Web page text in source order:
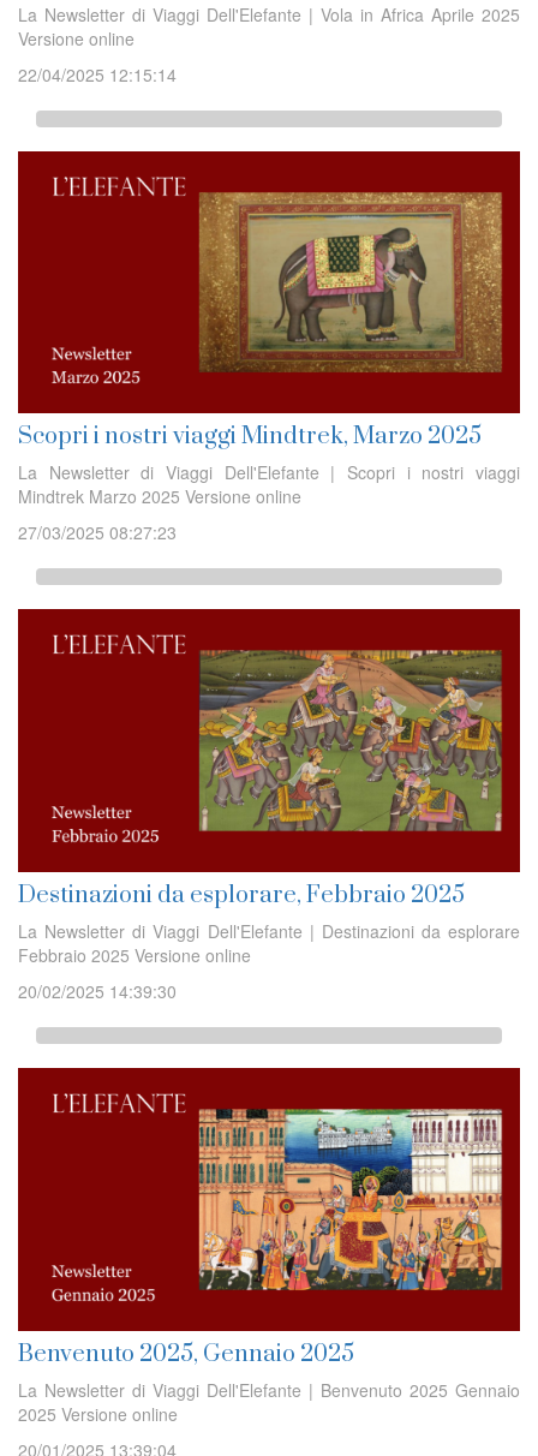
La Newsletter di Viaggi Dell'Elefante | Vola in Africa Aprile 2025
Versione online
22/04/2025 12:15:14
Scopri i nostri viaggi Mindtrek, Marzo 2025
La Newsletter di Viaggi Dell'Elefante | Scopri i nostri viaggi
Mindtrek Marzo 2025 Versione online
27/03/2025 08:27:23
Destinazioni da esplorare, Febbraio 2025
La Newsletter di Viaggi Dell'Elefante | Destinazioni da esplorare
Febbraio 2025 Versione online
20/02/2025 14:39:30
Benvenuto 2025, Gennaio 2025
La Newsletter di Viaggi Dell'Elefante | Benvenuto 2025 Gennaio
2025 Versione online
20/01/2025 13:39:04